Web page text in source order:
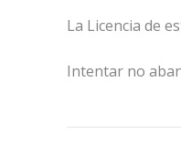
La Licencia de
Intentar no